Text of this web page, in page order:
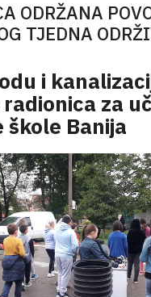
ODRŽANA
TJEDNA
i
za
škole Banija